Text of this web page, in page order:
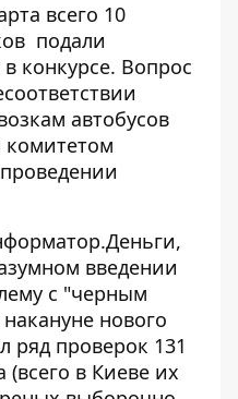
всего 10
подали
конкурсе. Вопрос
автобусов
комитетом
,
введении
с "черным
нового
ряд проверок 131
(всего в Киеве их